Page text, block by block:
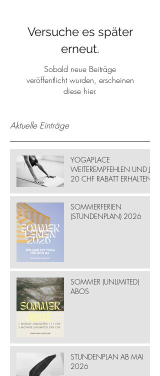
Versuche es später
erneut.
Sobald neue Beiträge
veröffentlicht wurden, erscheinen
diese hier.
Aktuelle Einträge
YOGAPLACE
WEITEREMPFEHLEN UND JE
20 CHF RABATT ERHALTEN
SOMMERFERIEN
(STUNDENPLAN) 2026
SOMMER (UNLIMITED)
ABOS
STUNDENPLAN AB MAI
2026